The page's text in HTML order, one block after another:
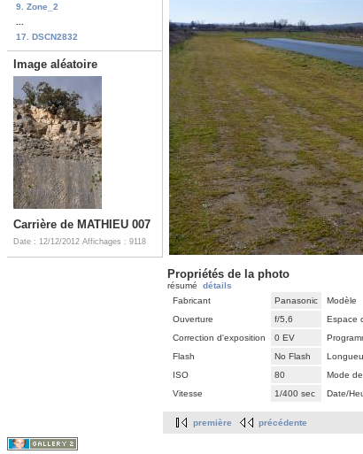
9. Zone_2
17. DSCN2832
Image aléatoire
Carrière de MATHIEU 007
Date : 12/12/2012 Affichages : 9118
Propriétés de la photo
résumé détails
Fabricant
Panasonic Modèle
Ouverture
f/5,6 Espace
Correction d'exposition
0 EV
Flash
No Flash
ISO
80 Mode
Vitesse
1/400 sec Date/
première précédente